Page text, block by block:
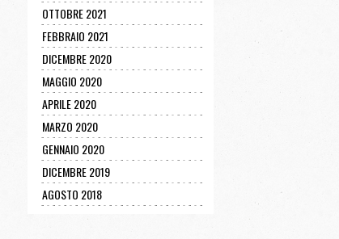
OTTOBRE 2021
FEBBRAIO 2021
DICEMBRE 2020
MAGGIO 2020
APRILE 2020
MARZO 2020
GENNAIO 2020
DICEMBRE 2019
AGOSTO 2018